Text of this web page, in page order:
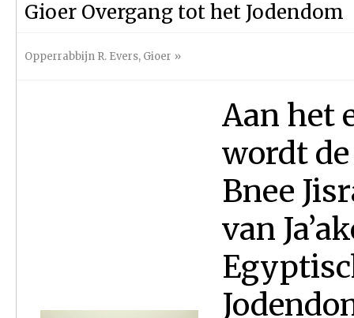
Gioer Overgang tot het Jodendom
Opperrabbijn R. Evers, Gioer »
Aan het
wordt de
Bnee
van